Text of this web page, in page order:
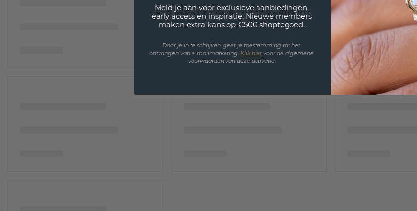
Meld je aan voor exclusieve aanbiedingen,
early access en inspiratie. Nieuwe members
maken extra kans op €500 shoptegoed.
Door je in te schrijven, geef je toestemming tot het
ontvangen van e-mailmarketing. Klik hiervoor de algemene
voorwaarden van deze activatie